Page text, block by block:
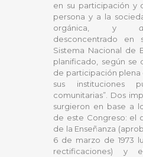
en su participación y
persona y a la
orgánica, y
desconcentrado en
Sistema Nacional de
planificado, según se
de participación plena
sus instituciones
comunitarias”. Dos
surgieron en base a
de este Congreso: el
de la Enseñanza
6 de marzo de 1973
rectificaciones) y